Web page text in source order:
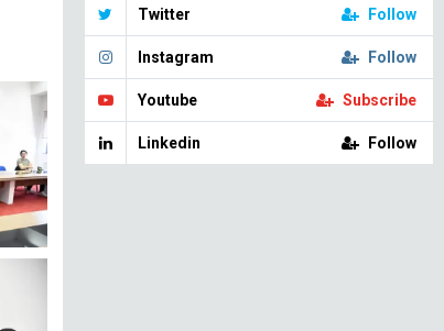
Twitter Follow
Instagram Follow
Youtube Subscribe
Linkedin Follow